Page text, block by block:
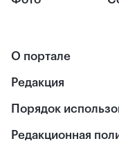
О портале
Редакция
Порядок
Редакционная